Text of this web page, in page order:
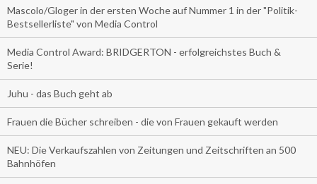
Mascolo/Gloger in der ersten Woche auf Nummer 1 in der "Politik-
Bestsellerliste" von Media Control
Media Control Award: BRIDGERTON - erfolgreichstes Buch &
Serie!
Juhu - das Buch geht ab
Frauen die Bücher schreiben - die von Frauen gekauft werden
NEU: Die Verkaufszahlen von Zeitungen und Zeitschriften an 500
Bahnhöfen